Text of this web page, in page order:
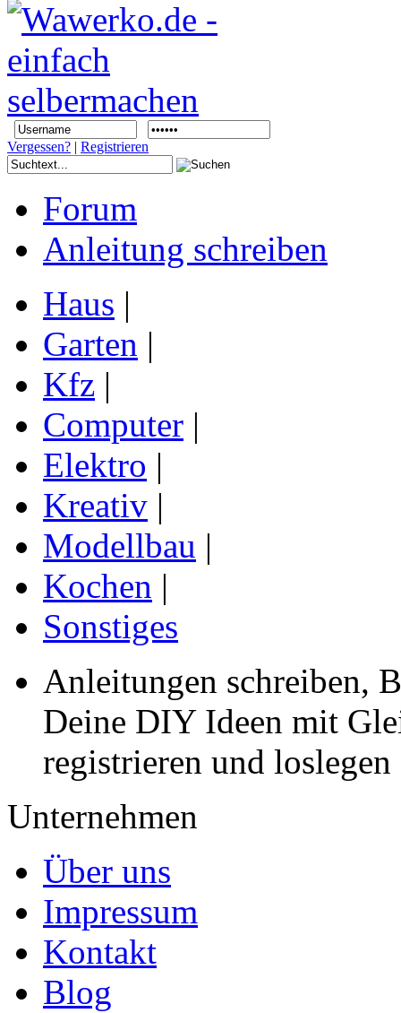
Vergessen? Registrieren
Forum
Anleitung schreiben
Haus |
Garten |
Kfz |
Computer |
Elektro |
Kreativ |
Modellbau |
Kochen |
Sonstiges
Anleitungen schreiben,
Deine DIY Ideen mit
registrieren und loslegen
Unternehmen
Über uns
Impressum
Kontakt
Blog